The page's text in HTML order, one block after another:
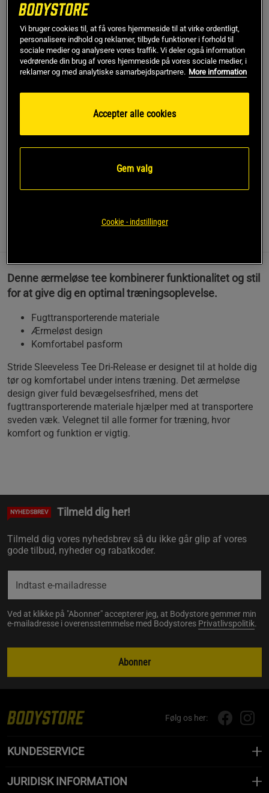
LargeIkke på lager
Få notifikation via e-mail
Dette produkt er desværre ikke på lager. Få besked når
SKU #14032-999R | EAN7340238820296
ICANIWILL's Stride Sleeveless Tee Dri-Release.
Denne ærmeløse tee kombinerer funktionalitet og stil
for at give dig en optimal træningsoplevelse.
Fugttransporterende materiale
Ærmeløst design
Komfortabel pasform
Stride Sleeveless Tee Dri-Release er designet til at holde dig
tør og komfortabel under intens træning. Det ærmeløse
design giver fuld bevægelsesfrihed, mens det
fugttransporterende materiale hjælper med at transportere
sveden væk. Velegnet til alle former for træning, hvor
komfort og funktion er vigtig.
NYHEDSBREV Tilmeld dig her!
Tilmeld dig vores nyhedsbrev så du ikke går glip af vores
gode tilbud, nyheder og rabatkoder.
Ved at klikke på "Abonner" accepterer jeg, at Bodystore gemmer min
e-mailadresse i overensstemmelse med Bodystores Privatlivspolitik.
Abonner
Følg os her:
KUNDESERVICE
JURIDISK INFORMATION
Vi bruger cookies til, at få vores hjemmeside til at virke ordentligt,
personalisere indhold og reklamer, tilbyde funktioner i forhold til
sociale medier og analysere vores traffik. Vi deler også information
vedrørende din brug af vores hjemmeside på vores sociale medier, i
reklamer og med analytiske samarbejdspartnere. More information
Accepter alle cookies
Gem valg
Cookie - indstillinger